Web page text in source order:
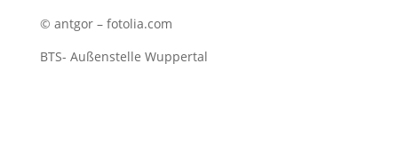
© antgor – fotolia.com
BTS- Außenstelle Wuppertal